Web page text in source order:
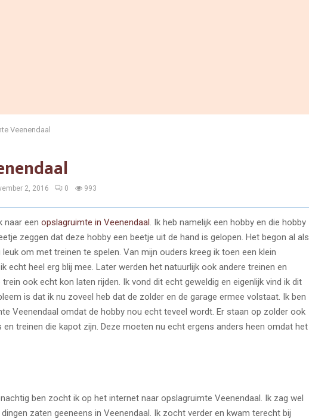
Veenendaal
2, 2016 0 993
naar een opslagruimte in Veenendaal . Ik heb namelijk een hobby en die hobby
zeggen dat deze hobby een beetje uit de hand is gelopen. Het begon al als
om met treinen te spelen. Van mijn ouders kreeg ik toen een klein
echt heel erg blij mee. Later werden het natuurlijk ook andere treinen en
ook echt kon laten rijden. Ik vond dit echt geweldig en eigenlijk vind ik dit
is dat ik nu zoveel heb dat de zolder en de garage ermee volstaat. Ik ben
Veenendaal omdat de hobby nou echt teveel wordt. Er staan op zolder ook
treinen die kapot zijn. Deze moeten nu echt ergens anders heen omdat het
ben zocht ik op het internet naar opslagruimte Veenendaal. Ik zag wel
zaten geeneens in Veenendaal. Ik zocht verder en kwam terecht bij